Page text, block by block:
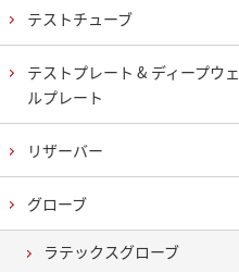
テストチューブ
テストプレート & ディープウェ
ルプレート
リザーバー
グローブ
ラテックスグローブ